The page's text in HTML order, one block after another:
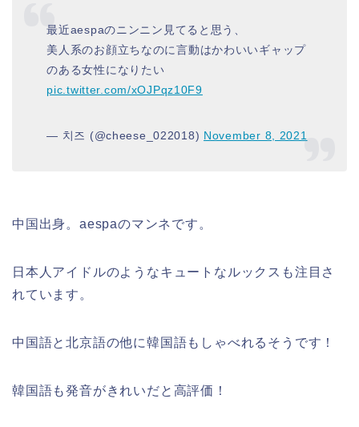
最近aespaのニンニン見てると思う、
美人系のお顔立ちなのに言動はかわいいギャップ
のある女性になりたい
pic.twitter.com/xOJPqz10F9
— 치즈 (@cheese_022018) November 8, 2021
中国出身。aespaのマンネです。
日本人アイドルのようなキュートなルックスも注目さ
れています。
中国語と北京語の他に韓国語もしゃべれるそうです！
韓国語も発音がきれいだと高評価！